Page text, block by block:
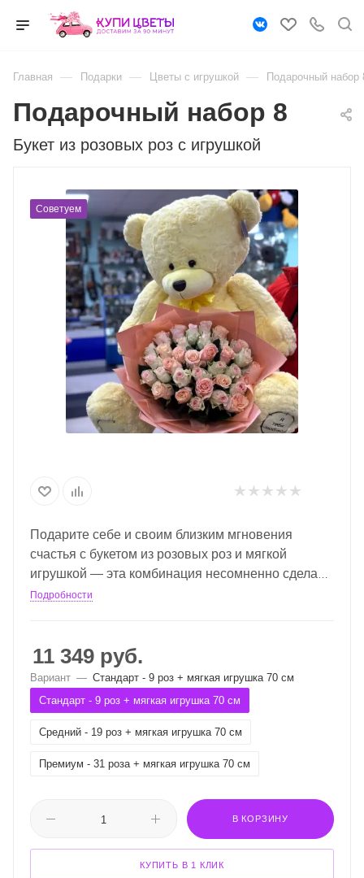
Главная — Подарки — Цветы с игрушкой — Подарочный набор
Букет из розовых роз с игрушкой
Подарочный набор 8
Советуем
Подарите себе и своим близким мгновения
счастья с букетом из розовых роз и мягкой
игрушкой — эта комбинация несомненно сделает
любой день особенным!
Подробности
11 349 руб.
Вариант — Стандарт - 9 роз + мягкая игрушка 70 см
Стандарт - 9 роз + мягкая игрушка 70 см
Средний - 19 роз + мягкая игрушка 70 см
Премиум - 31 роза + мягкая игрушка 70 см
В КОРЗИНУ
КУПИТЬ В 1 КЛИК